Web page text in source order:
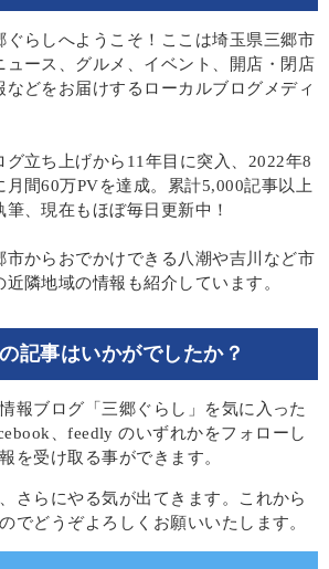
ぐらしへようこそ！ここは埼玉県三郷市
ュース、グルメ、イベント、開店・閉店
などをお届けするローカルブログメディ
グ立ち上げから11年目に突入、2022年8
月間60万PVを達成。累計5,000記事以上
筆、現在もほぼ毎日更新中！
市からおでかけできる八潮や吉川など市
近隣地域の情報も紹介しています。
記事はいかがでしたか？
報ブログ「三郷ぐらし」を気に入った
、feedly のいずれかをフォローし
を受け取る事ができます。
さらにやる気が出てきます。これから
でどうぞよろしくお願いいたします。